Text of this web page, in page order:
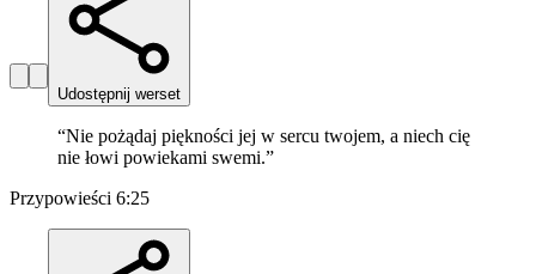
Udostępnij werset
“Nie pożądaj piękności jej w sercu twojem, a niech cię
nie łowi powiekami swemi.”
Przypowieści 6:25